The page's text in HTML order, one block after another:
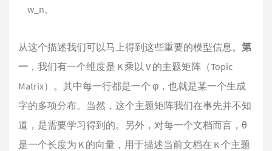
w_n。
从这个描述我们可以马上得到这些重要的模型信息。 第
一 ，我们有一个维度是 K 乘以 V 的主题矩阵（Topic
Matrix）。其中每一行都是一个 φ，也就是某一个生成
字的多项分布。当然，这个主题矩阵我们在事先并不知
道，是需要学习得到的。另外，对每一个文档而言，θ
是一个长度为 K 的向量，用于描述当前文档在 K 个主题